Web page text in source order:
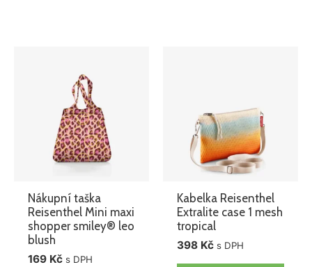
Nákupní taška
Reisenthel Mini maxi
shopper smiley® leo
blush
169 Kč s DPH
Kabelka Reisenthel
Extralite case 1 mesh
tropical
398 Kč s DPH